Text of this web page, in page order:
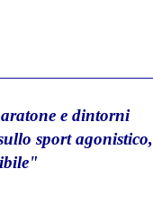
e dintorni
sport agonistico,